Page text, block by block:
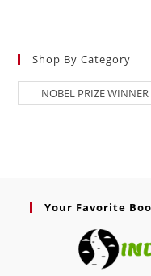
Shop By Category
Your Favorite